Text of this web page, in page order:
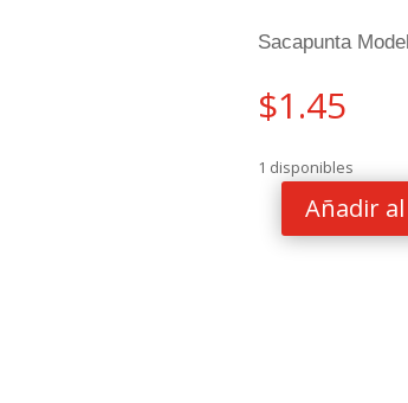
Sacapunta
$1.45
1 disponibles
SACAPUNTA
KEYROAD
Añadir